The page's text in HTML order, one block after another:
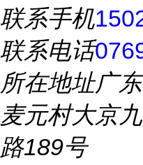
联系手机
联系电话
所在地址广
麦元村大京
路189号